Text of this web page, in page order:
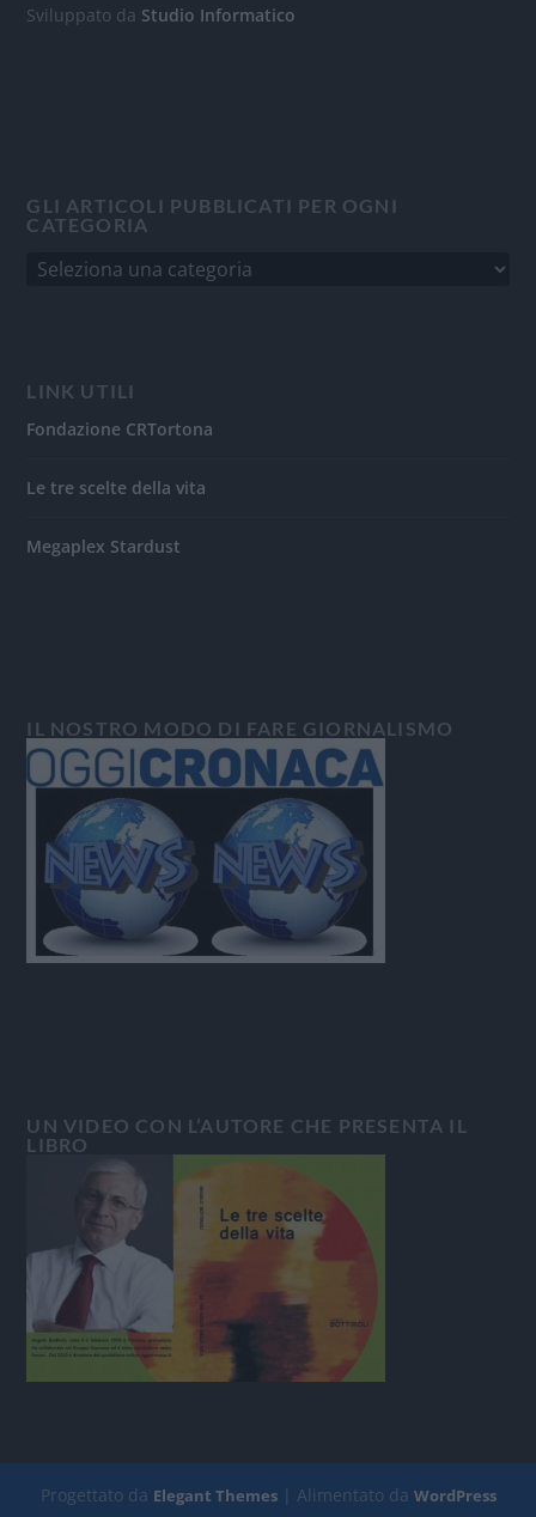
Sviluppato da Studio Informatico
GLI ARTICOLI PUBBLICATI PER OGNI
CATEGORIA
LINK UTILI
Fondazione CRTortona
Le tre scelte della vita
Megaplex Stardust
IL NOSTRO MODO DI FARE GIORNALISMO
UN VIDEO CON L’AUTORE CHE PRESENTA IL
LIBRO
Progettato da Elegant Themes| Alimentato da WordPress